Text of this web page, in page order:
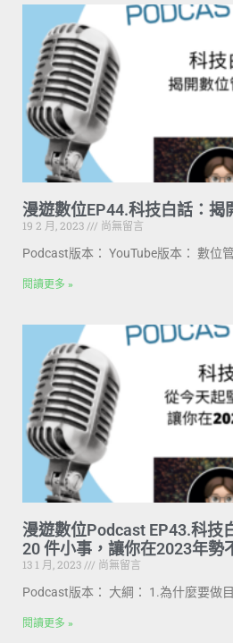
漫遊數位EP44.科技白話：揭
19 2 月, 2023
尚無留言
Podcast版本： YouTube版本： 數位
閱讀更多 »
漫遊數位Podcast EP43.科技
20 件小事，讓你在2023年勢
13 1 月, 2023
尚無留言
Podcast版本： 大綱： 1.為什麼要做
閱讀更多 »